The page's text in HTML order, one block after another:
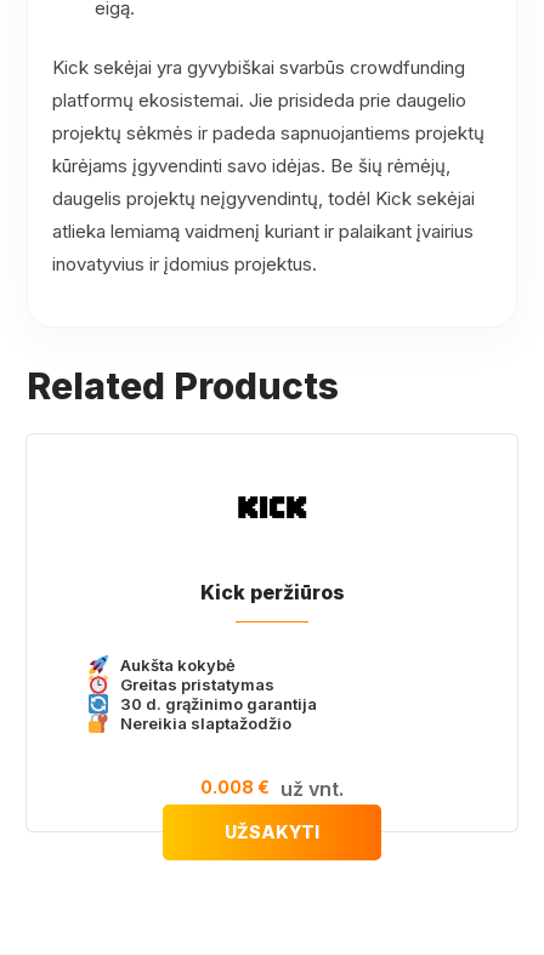
eigą.
Kick sekėjai yra gyvybiškai svarbūs crowdfunding
platformų ekosistemai. Jie prisideda prie daugelio
projektų sėkmės ir padeda sapnuojantiems projektų
kūrėjams įgyvendinti savo idėjas. Be šių rėmėjų,
daugelis projektų neįgyvendintų, todėl Kick sekėjai
atlieka lemiamą vaidmenį kuriant ir palaikant įvairius
inovatyvius ir įdomius projektus.
Related Products
Kick peržiūros
Aukšta kokybė
Greitas pristatymas
30 d. grąžinimo garantija
Nereikia slaptažodžio
0.008 € už vnt.
UŽSAKYTI